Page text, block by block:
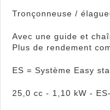
Tronçonneuse /
Avec une guide et
Plus de rendement
ES = Système Easy
25,0 cc - 1,10 kW -